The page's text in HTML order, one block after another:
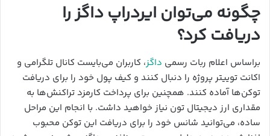
چگونه می‌توان ایردراپ داگز را
دریافت کرد؟
براساس اعلام ربات رسمی داگز، کاربران می‌بایست کانال تلگرامی و
اکانت توییتر پروژه را دنبال کنند و کیف پول خود را برای دریافت
توکن‌ها آماده کنند. همچنین برای پرداخت کارمزد تراکنش‌ها به
مقداری ارز دیجیتال تون نیاز خواهید داشت. با انجام این مراحل
ساده، می‌توانید شانس خود را برای دریافت این توکن محبوب